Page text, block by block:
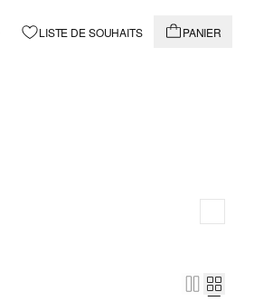
LISTE DE SOUHAITS PANIER